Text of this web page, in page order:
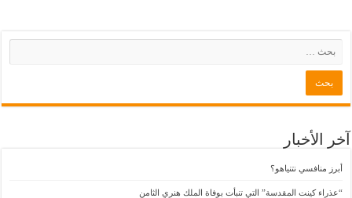
آخر الأخبار
أبرز منافسي نتنياهو؟
“عذراء كينت المقدسة” التي تنبأت بوفاة الملك هنري الثامن